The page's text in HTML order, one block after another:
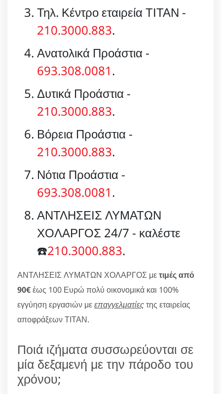
Τηλ. Κέντρο εταιρεία ΤΙΤΑΝ -
210.3000.883.
Ανατολικά Προάστια -
693.308.0081.
Δυτικά Προάστια -
210.3000.883.
Βόρεια Προάστια -
210.3000.883.
Νότια Προάστια -
693.308.0081.
ΑΝΤΛΗΣΕΙΣ ΛΥΜΑΤΩΝ
ΧΟΛΑΡΓΟΣ 24/7 - καλέστε
☎️210.3000.883.
ΑΝΤΛΗΣΕΙΣ ΛΥΜΑΤΩΝ ΧΟΛΑΡΓΟΣ μετιμές από
90€έως 100 Ευρώ πολύ οικονομικά και 100%
εγγύηση εργασιών μεεπαγγελματίεςτης εταιρείας
αποφράξεων ΤΙΤΑΝ.
Ποιά ιζήματα συσσωρεύονται σε
μία δεξαμενή με την πάροδο του
χρόνου;